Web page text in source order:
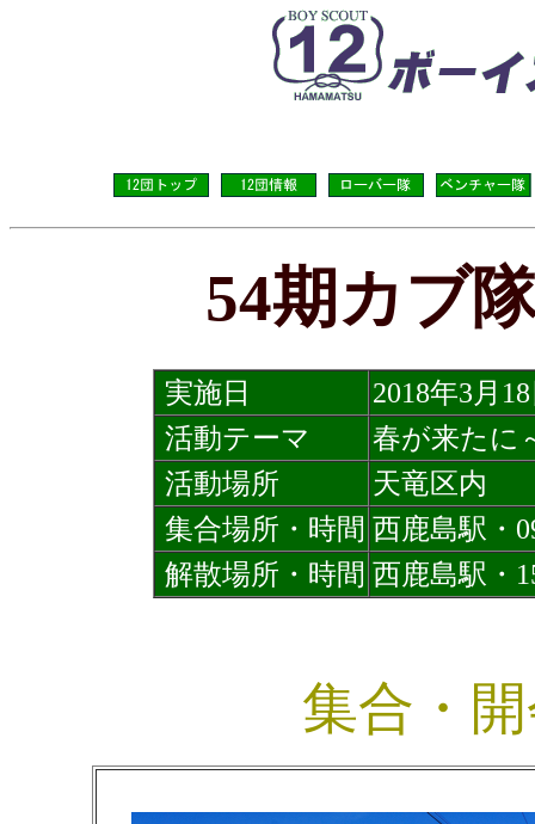
54期カブ
実施日
2018年3月
活動テーマ
春が来たに
活動場所
天竜区内
集合場所・時間 西鹿島駅・
解散場所・時間 西鹿島駅・
集合・